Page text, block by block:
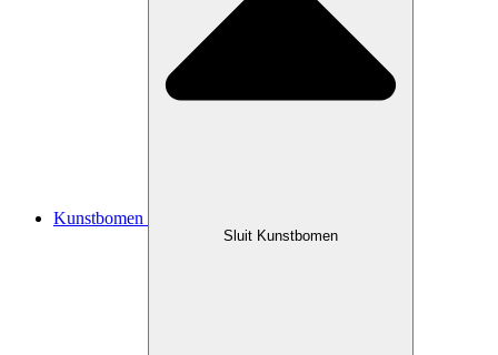
Kunstbomen
Sluit Kunstbomen